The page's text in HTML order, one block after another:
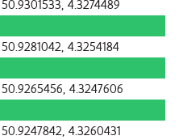
50.9301533, 4.3274489
50.9281042, 4.3254184
50.9265456, 4.3247606
50.9247842, 4.3260431